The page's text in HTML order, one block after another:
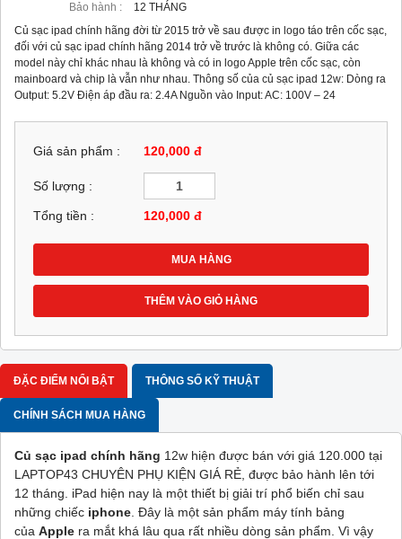
Bảo hành :
12 THÁNG
Củ sạc ipad chính hãng đời từ 2015 trở về sau được in logo táo trên cốc sạc,
đối với củ sạc ipad chính hãng 2014 trở về trước là không có. Giữa các
model này chỉ khác nhau là không và có in logo Apple trên cốc sạc, còn
mainboard và chip là vẫn như nhau. Thông số của củ sạc ipad 12w: Dòng ra
Output: 5.2V Điện áp đầu ra: 2.4A Nguồn vào Input: AC: 100V – 24
Giá sản phẩm : 120,000 đ
Số lượng :
Tổng tiền : 120,000 đ
MUA HÀNG
THÊM VÀO GIỎ HÀNG
ĐẶC ĐIỂM NỔI BẬT THÔNG SỐ KỸ THUẬT
CHÍNH SÁCH MUA HÀNG
Củ sạc ipad chính hãng 12w hiện được bán với giá 120.000 tại
LAPTOP43 CHUYÊN PHỤ KIỆN GIÁ RẺ, được bảo hành lên tới
12 tháng. iPad hiện nay là một thiết bị giải trí phổ biến chỉ sau
những chiếc iphone . Đây là một sản phẩm máy tính bảng
của Apple ra mắt khá lâu qua rất nhiều dòng sản phẩm. Vì vậy